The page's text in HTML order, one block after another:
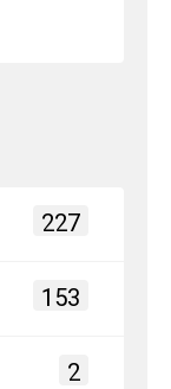
227
153
2